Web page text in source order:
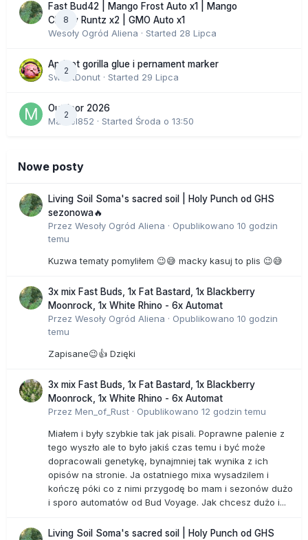
8
Fast Bud42 | Mango Frost Auto x1 | Mango
Cherry Runtz x2 | GMO Auto x1
Wesoły Ogród Aliena · Started 28 Lipca
2
Apricot gorilla glue i pernament marker
SweetDonut · Started 29 Lipca
2
Outdoor 2026
Marcel852 · Started Środa o 13:50
Nowe posty
Living Soil Soma's sacred soil | Holy Punch od GHS
sezonowa🔥
Przez Wesoły Ogród Aliena · Opublikowano 10 godzin
temu
Kuzwa tematy pomyliłem 😉😅 macky kasuj to plis 😉😅
3x mix Fast Buds, 1x Fat Bastard, 1x Blackberry
Moonrock, 1x White Rhino - 6x Automat
Przez Wesoły Ogród Aliena · Opublikowano 10 godzin
temu
Zapisane😉👍 Dzięki
3x mix Fast Buds, 1x Fat Bastard, 1x Blackberry
Moonrock, 1x White Rhino - 6x Automat
Przez Men_of_Rust · Opublikowano 12 godzin temu
Miałem i były szybkie tak jak pisali. Poprawne palenie z
tego wyszło ale to było jakiś czas temu i być może
dopracowali genetykę, bynajmniej tak wynika z ich
opisów na stronie. Ja ostatniego mixa wysadzilem i
kończę póki co z nimi przygodę bo mam i sezonów dużo
i sporo automatów od Bud Voyage. Jak chcesz dużo i...
Living Soil Soma's sacred soil | Holy Punch od GHS